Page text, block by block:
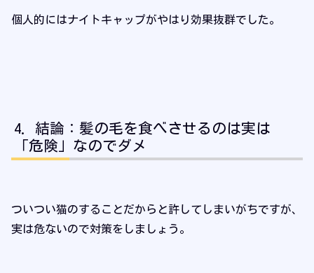
個人的にはナイトキャップがやはり効果抜群でした。
結論：髪の毛を食べさせるのは実は
「危険」なのでダメ
ついつい猫のすることだからと許してしまいがちですが、
実は危ないので対策をしましょう。